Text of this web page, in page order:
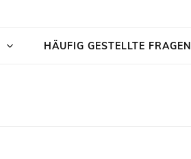
HÄUFIG GESTELLTE FRAGEN